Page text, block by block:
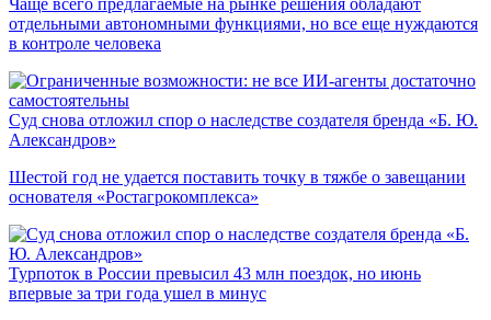
Чаще всего предлагаемые на рынке решения обладают
отдельными автономными функциями, но все еще нуждаются
в контроле человека
Суд снова отложил спор о наследстве создателя бренда «Б. Ю.
Александров»
Шестой год не удается поставить точку в тяжбе о завещании
основателя «Ростагрокомплекса»
Турпоток в России превысил 43 млн поездок, но июнь
впервые за три года ушел в минус